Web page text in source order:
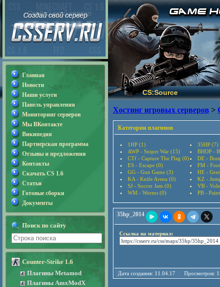
CS:Source
Хостинг игровых серверов >
Категории плагинов
1HP (1)
35HP (7)
AWP - Sniper War (15)
BHOP -
CTf - Capture The Flag (0)
DE -
ES - Escape (0)
FM -
GG - Gun Game (3)
HE -
KA - Knife Arena (0)
KZ -
SJ - Soccer Jam (0)
VB -
WM - Worms (0)
PB -
35hp_2014
Ссылка на материал:
Дата создания: 11.04.17
Главная
Новости
Наши услуги
Панель управления
Мониторинг серверов
Мы ВКонтакте
Википедия
Партнерская программа
Отзывы и предложения
Контакты
Скачать CS 1.6
Статьи
Готовые сборки
Документы
Поиск по сайту
Counter-Strike 1.6
Плагины Metamod
Плагины AmxModX